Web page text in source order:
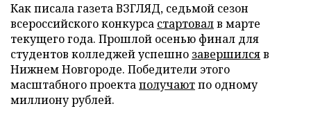
Как писала газета ВЗГЛЯД, седьмой сезон
всероссийского конкурса стартовалв марте
текущего года. Прошлой осенью финал для
студентов колледжей успешно завершилсяв
Нижнем Новгороде. Победители этого
масштабного проектаполучаютпо одному
миллиону рублей.